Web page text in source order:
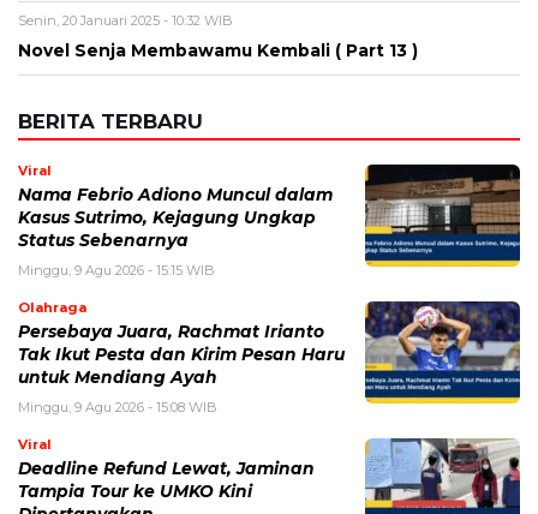
Senin, 20 Januari 2025 - 10:32 WIB
Novel Senja Membawamu Kembali ( Part 13 )
BERITA TERBARU
Viral
Nama Febrio Adiono Muncul dalam
Kasus Sutrimo, Kejagung Ungkap
Status Sebenarnya
Minggu, 9 Agu 2026 - 15:15 WIB
Olahraga
Persebaya Juara, Rachmat Irianto
Tak Ikut Pesta dan Kirim Pesan Haru
untuk Mendiang Ayah
Minggu, 9 Agu 2026 - 15:08 WIB
Viral
Deadline Refund Lewat, Jaminan
Tampia Tour ke UMKO Kini